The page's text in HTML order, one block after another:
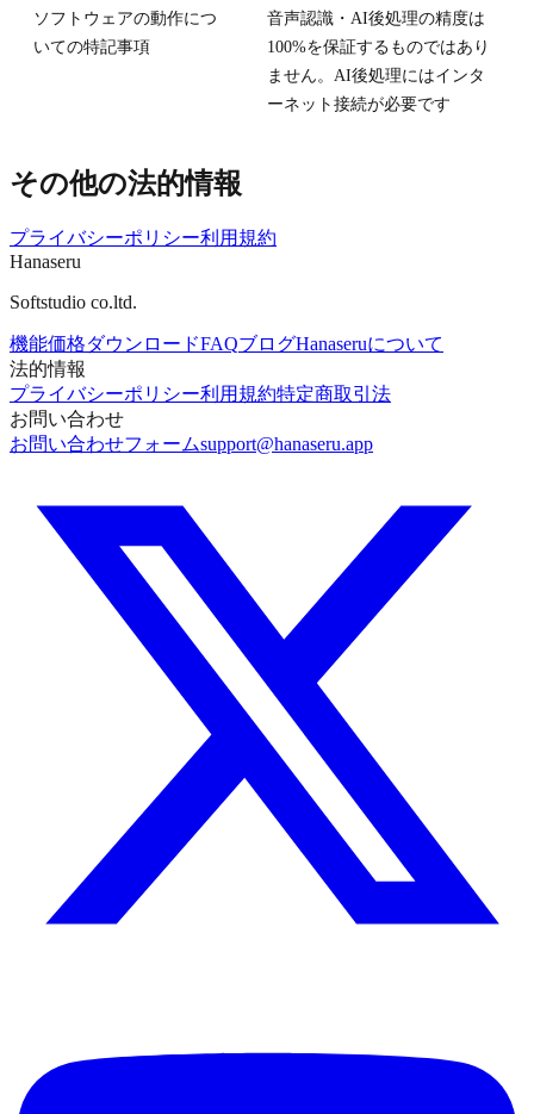
ソフトウェアの動作につ
いての特記事項
音声認識・AI後処理の精度は
100%を保証するものではあり
ません。AI後処理にはインタ
ーネット接続が必要です
その他の法的情報
プライバシーポリシー利用規約
Hanaseru
Softstudio co.ltd.
機能価格ダウンロードFAQブログHanaseruについて
法的情報
プライバシーポリシー利用規約特定商取引法
お問い合わせ
お問い合わせフォームsupport@hanaseru.app